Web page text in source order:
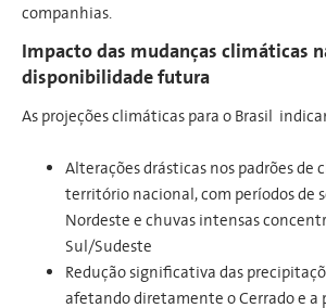
companhias.
Impacto das mudanças climáticas
disponibilidade futura
As projeções climáticas para o Brasil
Alterações drásticas nos padrões de
território nacional, com períodos de
Nordeste e chuvas intensas
Sul/Sudeste
Redução significativa das
afetando diretamente o Cerrado e a